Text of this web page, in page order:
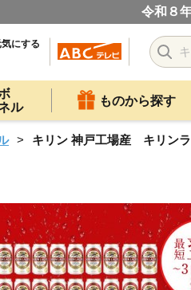
令和８
にする
ル
ものから探す
キリン 神戸工場産 キリン